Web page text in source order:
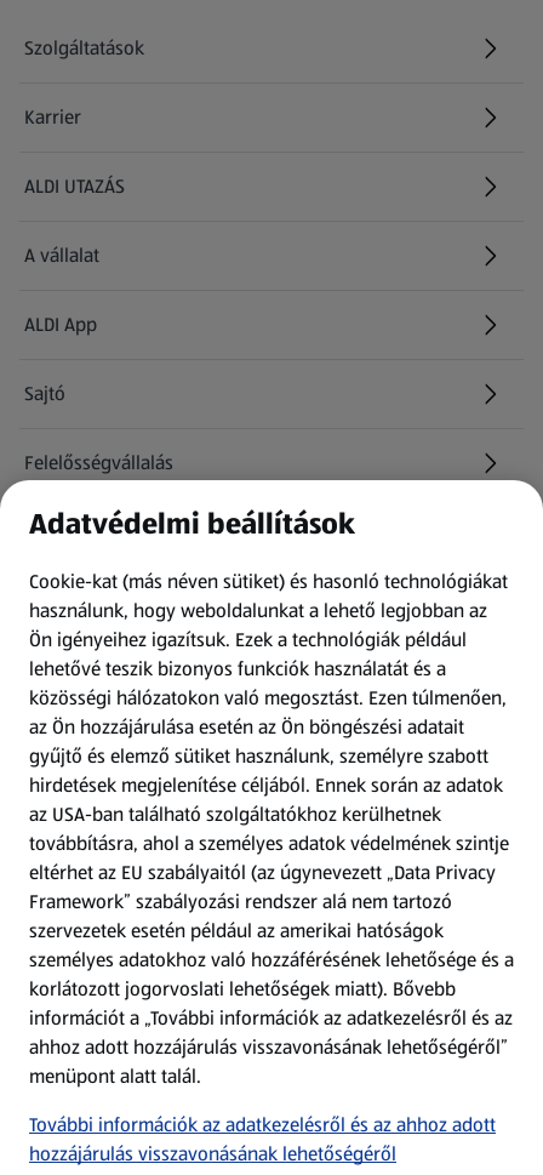
Szolgáltatások
Karrier
(új oldalon nyílik meg)
ALDI UTAZÁS
(új oldalon nyílik meg)
A vállalat
ALDI App
Sajtó
Felelősségvállalás
Információk
Kérdőív
Fizetési lehetőségek
ALDI utalványok
Árcsökkentés
Adattörlő alkalmazás
Szervizpont
(új oldalon nyílik meg)
Fedezz fel minket az interneten!
Töltsd le az ALDI Magyarország applikációt!
Adatvédelmi beállítások
Cookie-kat (más néven sütiket) és hasonló technológiákat
használunk, hogy weboldalunkat a lehető legjobban az
Ön igényeihez igazítsuk. Ezek a technológiák például
lehetővé teszik bizonyos funkciók használatát és a
közösségi hálózatokon való megosztást. Ezen túlmenően,
az Ön hozzájárulása esetén az Ön böngészési adatait
gyűjtő és elemző sütiket használunk, személyre szabott
hirdetések megjelenítése céljából. Ennek során az adatok
az USA-ban található szolgáltatókhoz kerülhetnek
továbbításra, ahol a személyes adatok védelmének szintje
eltérhet az EU szabályaitól (az úgynevezett „Data Privacy
Framework” szabályozási rendszer alá nem tartozó
szervezetek esetén például az amerikai hatóságok
személyes adatokhoz való hozzáférésének lehetősége és a
korlátozott jogorvoslati lehetőségek miatt). Bővebb
információt a „További információk az adatkezelésről és az
ahhoz adott hozzájárulás visszavonásának lehetőségéről”
menüpont alatt talál.
További információk az adatkezelésről és az ahhoz adott
hozzájárulás visszavonásának lehetőségéről